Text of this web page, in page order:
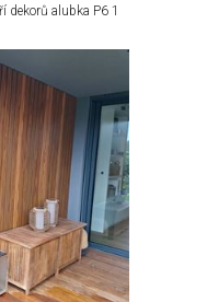
dekorů alubka P6 1